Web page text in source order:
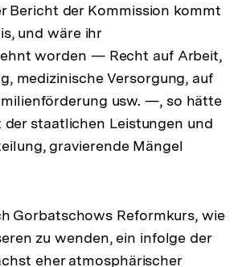
Bericht der Kommission kommt
und wäre ihr
worden — Recht auf Arbeit,
medizinische Versorgung, auf
usw. —, so hätte
der staatlichen Leistungen und
gravierende Mängel
Gorbatschows Reformkurs, wie
zu wenden, ein infolge der
eher atmosphärischer